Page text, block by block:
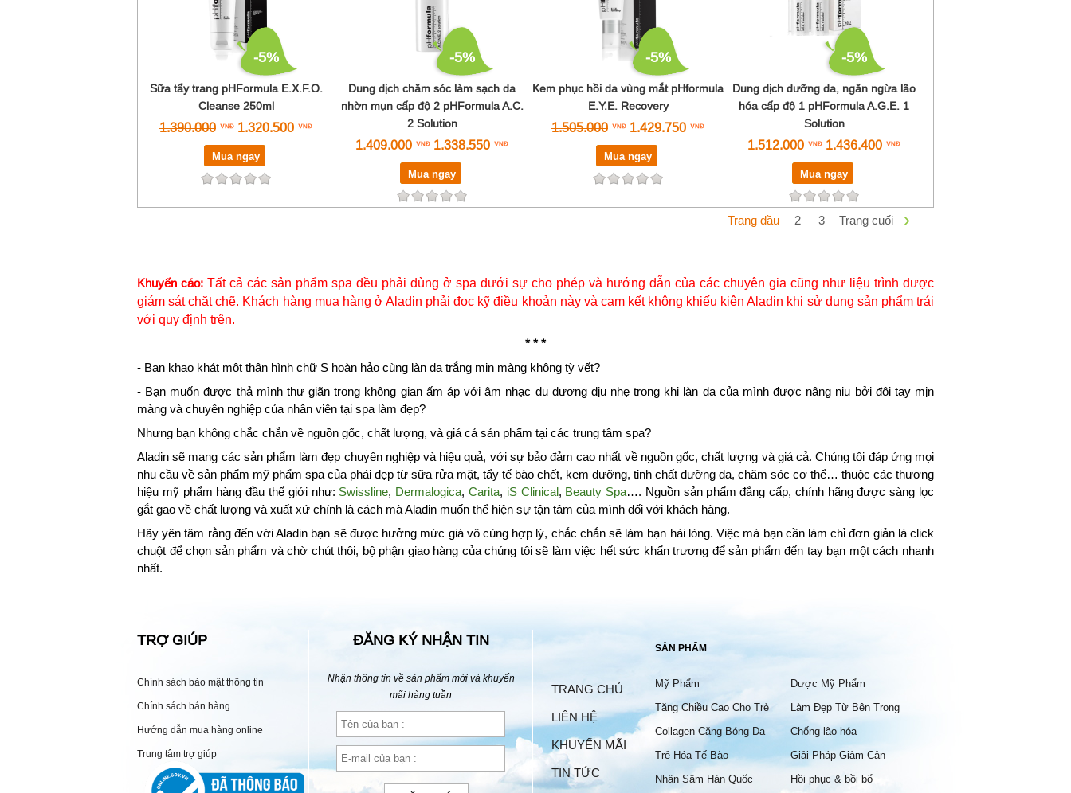
-5%
Sữa tẩy trang pHFormula E.X.F.O.
Cleanse 250ml
1.390.000 1.320.500
Mua ngay
-5%
Dung dịch chăm sóc làm sạch da
nhờn mụn cấp độ 2 pHFormula A.C.
2 Solution
1.409.000 1.338.550
Mua ngay
-5%
Kem phục hồi da vùng mắt pHformula
E.Y.E. Recovery
1.505.000 1.429.750
Mua ngay
-5%
Dung dịch dưỡng da, ngăn ngừa lão
hóa cấp độ 1 pHFormula A.G.E. 1
Solution
1.512.000 1.436.400
Mua ngay
Trang đầu 2 3 Trang cuối
Khuyến cáo: Tất cả các sản phẩm spa đều phải dùng ở spa dưới sự cho phép và hướng dẫn của các chuyên gia cũng như liệu trình được
giám sát chặt chẽ. Khách hàng mua hàng ở Aladin phải đọc kỹ điều khoản này và cam kết không khiếu kiện Aladin khi sử dụng sản phẩm trái
với quy định trên.
* * *
- Bạn khao khát một thân hình chữ S hoàn hảo cùng làn da trắng mịn màng không tỳ vết?
- Bạn muốn được thả mình thư giãn trong không gian ấm áp với âm nhạc du dương dịu nhẹ trong khi làn da của mình được nâng niu bởi đôi tay mịn
màng và chuyên nghiệp của nhân viên tại spa làm đẹp?
Nhưng bạn không chắc chắn về nguồn gốc, chất lượng, và giá cả sản phẩm tại các trung tâm spa?
Aladin sẽ mang các sản phẩm làm đẹp chuyên nghiệp và hiệu quả, với sự bảo đảm cao nhất về nguồn gốc, chất lượng và giá cả. Chúng tôi đáp ứng mọi
nhu cầu về sản phẩm mỹ phẩm spa của phái đẹp từ sữa rửa mặt, tẩy tế bào chết, kem dưỡng, tinh chất dưỡng da, chăm sóc cơ thể… thuộc các thương
hiệu mỹ phẩm hàng đầu thế giới như: Swissline, Dermalogica, Carita, iS Clinical, Beauty Spa…. Nguồn sản phẩm đẳng cấp, chính hãng được sàng lọc
gắt gao về chất lượng và xuất xứ chính là cách mà Aladin muốn thể hiện sự tận tâm của mình đối với khách hàng.
Hãy yên tâm rằng đến với Aladin bạn sẽ được hưởng mức giá vô cùng hợp lý, chắc chắn sẽ làm bạn hài lòng. Việc mà bạn cần làm chỉ đơn giản là click
chuột để chọn sản phẩm và chờ chút thôi, bộ phận giao hàng của chúng tôi sẽ làm việc hết sức khẩn trương để sản phẩm đến tay bạn một cách nhanh
nhất.
TRỢ GIÚP
Chính sách bảo mật thông tin
Chính sách bán hàng
Hướng dẫn mua hàng online
Trung tâm trợ giúp
ĐĂNG KÝ NHẬN TIN
Nhận thông tin về sản phẩm mới và khuyến
mãi hàng tuần
TRANG CHỦ
LIÊN HỆ
KHUYẾN MÃI
TIN TỨC
SẢN PHẨM
Mỹ Phẩm
Dược Mỹ Phẩm
Tăng Chiều Cao Cho Trẻ
Làm Đẹp Từ Bên Trong
Collagen Căng Bóng Da
Chống lão hóa
Trẻ Hóa Tế Bào
Giải Pháp Giảm Cân
Nhân Sâm Hàn Quốc
Hồi phục & bồi bổ